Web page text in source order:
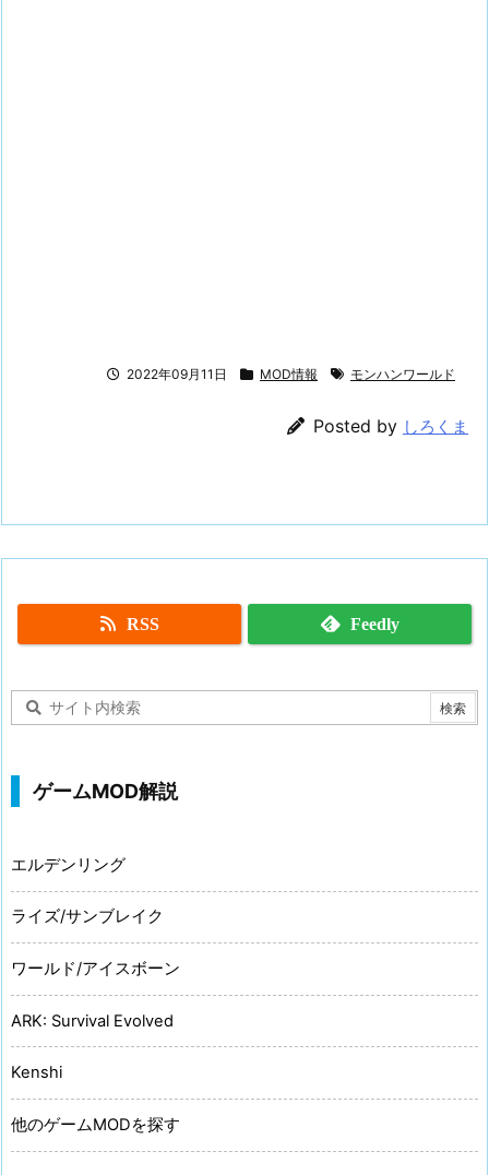
2022年09月11日 MOD情報 モンハンワールド
Posted by しろくま
RSS Feedly
ゲームMOD解説
エルデンリング
ライズ/サンブレイク
ワールド/アイスボーン
ARK: Survival Evolved
Kenshi
他のゲームMODを探す